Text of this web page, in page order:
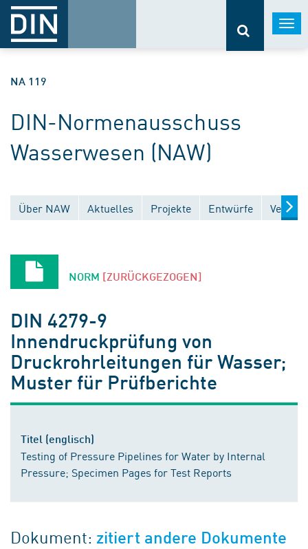
NA 119
DIN-Normenausschuss
Wasserwesen (NAW)
Über NAW Aktuelles Projekte Entwürfe
NORM [ZURÜCKGEZOGEN]
DIN 4279-9
Innendruckprüfung von
Druckrohrleitungen für Wasser;
Muster für Prüfberichte
Titel (englisch)
Testing of Pressure Pipelines for Water by Internal
Pressure; Specimen Pages for Test Reports
Dokument: zitiert andere Dokumente